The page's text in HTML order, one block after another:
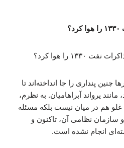
چنین پنداری را جا انداخته‌اند تا
یرواند آبراهامیان. به نظرم،
هم در میان نیست بلکه مسئله
سازمان نظامی آن، تاکنون و
انجام نشده است.